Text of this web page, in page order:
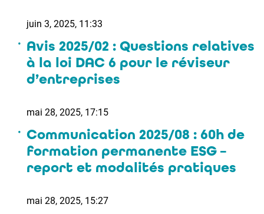
juin 3, 2025, 11:33
Avis 2025/02 : Questions relatives
à la loi DAC 6 pour le réviseur
d’entreprises
mai 28, 2025, 17:15
Communication 2025/08 : 60h de
formation permanente ESG –
report et modalités pratiques
mai 28, 2025, 15:27